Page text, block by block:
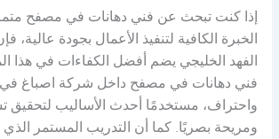
إذا كنت تبحث عن فني دهانات في مصفح
الخبرة الكافية لتنفيذ الأعمال بجودة
الفهد الخليجي يضم أفضل الكفاءات في هذا
فني دهانات في مصفح داخل شركة اصباغ في
واحتراف، مستخدمًا أحدث الأساليب لتحقيق
ومريحة بصريًا. كما أن التدريب المستمر